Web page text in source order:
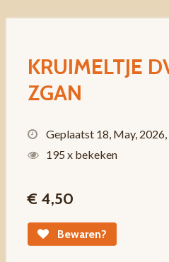
KRUIMELTJE
ZGAN
Geplaatst 18, May,
195 x bekeken
€ 4,50
Bewaren?